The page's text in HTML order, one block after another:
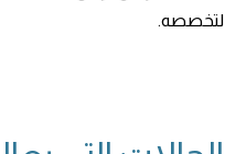
لتخصصه.